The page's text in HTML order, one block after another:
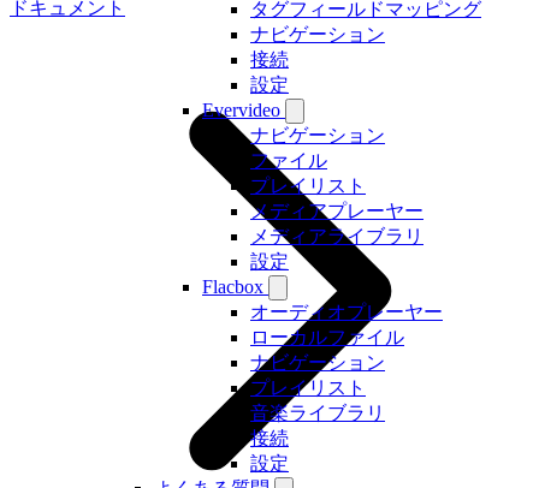
タグフィールドマッピング
ナビゲーション
接続
設定
Evervideo
ナビゲーション
ファイル
プレイリスト
メディアプレーヤー
メディアライブラリ
設定
Flacbox
オーディオプレーヤー
ローカルファイル
ナビゲーション
プレイリスト
音楽ライブラリ
接続
設定
ドキュメント